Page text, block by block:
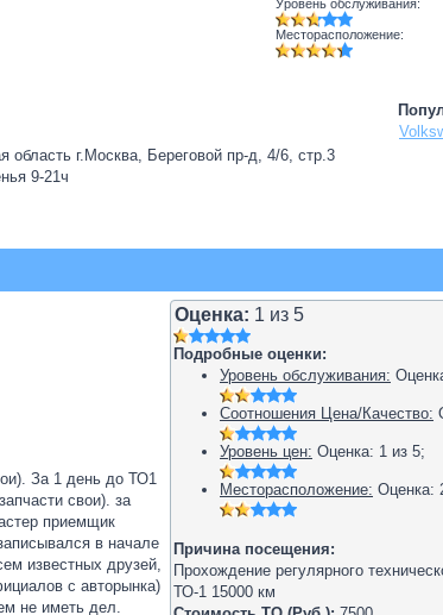
Уровень обслуживания:
Месторасположение:
область г.Москва, Береговой пр-д, 4/6, стр.3
9-21ч
Оценка: 1 из 5
Подробные оценки:
Уровень обслуживания:
Соотношения Цена/Качество:
Уровень цен: Оценка: 1 из 5;
Месторасположение: Оценка:
Причина посещения:
Прохождение регулярного
ТО-1 15000 км
За 1 день до ТО1
свои). за
приемщик
в начале
известных друзей,
с авторынка)
не иметь дел.